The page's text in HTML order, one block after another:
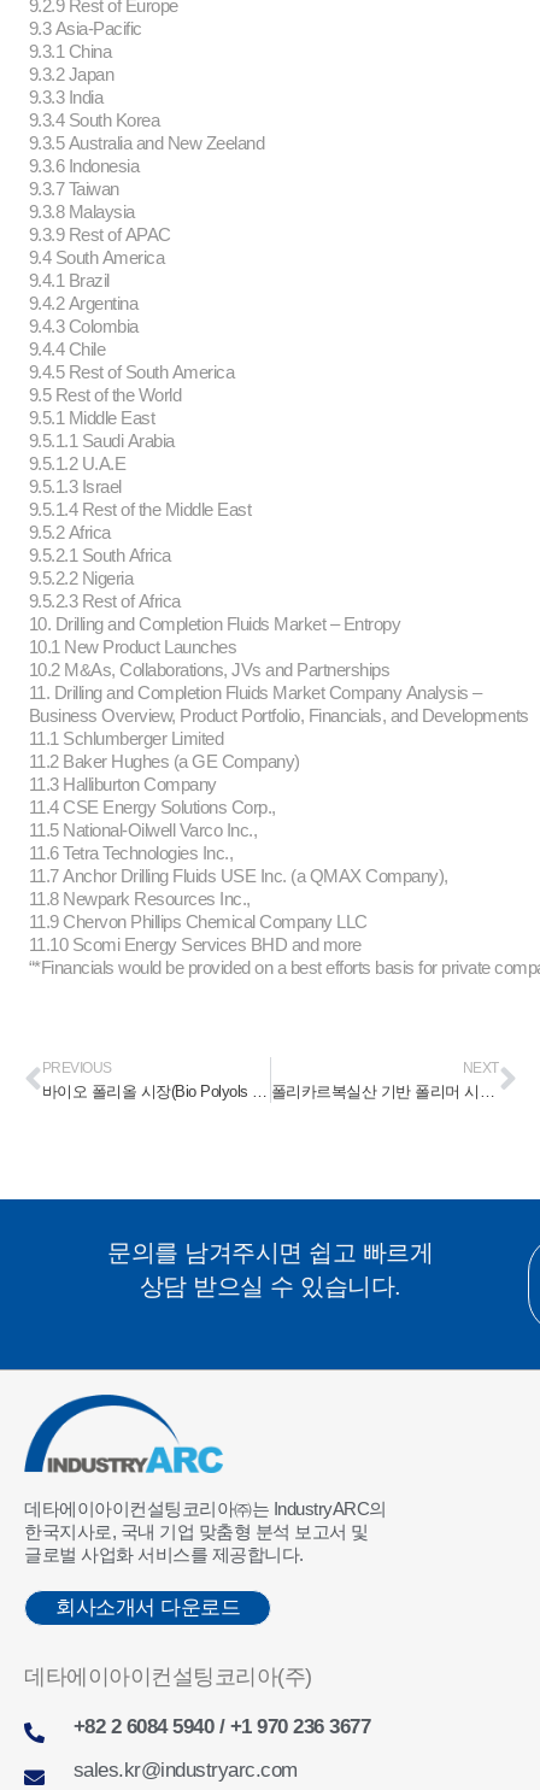
9.2.9 Rest of Europe
9.3 Asia-Pacific
9.3.1 China
9.3.2 Japan
9.3.3 India
9.3.4 South Korea
9.3.5 Australia and New Zeeland
9.3.6 Indonesia
9.3.7 Taiwan
9.3.8 Malaysia
9.3.9 Rest of APAC
9.4 South America
9.4.1 Brazil
9.4.2 Argentina
9.4.3 Colombia
9.4.4 Chile
9.4.5 Rest of South America
9.5 Rest of the World
9.5.1 Middle East
9.5.1.1 Saudi Arabia
9.5.1.2 U.A.E
9.5.1.3 Israel
9.5.1.4 Rest of the Middle East
9.5.2 Africa
9.5.2.1 South Africa
9.5.2.2 Nigeria
9.5.2.3 Rest of Africa
10. Drilling and Completion Fluids Market – Entropy
10.1 New Product Launches
10.2 M&As, Collaborations, JVs and Partnerships
11. Drilling and Completion Fluids Market Company Analysis –
Business Overview, Product Portfolio, Financials, and Developments
11.1 Schlumberger Limited
11.2 Baker Hughes (a GE Company)
11.3 Halliburton Company
11.4 CSE Energy Solutions Corp.,
11.5 National-Oilwell Varco Inc.,
11.6 Tetra Technologies Inc.,
11.7 Anchor Drilling Fluids USE Inc. (a QMAX Company),
11.8 Newpark Resources Inc.,
11.9 Chervon Phillips Chemical Company LLC
11.10 Scomi Energy Services BHD and more
“*Financials would be provided on a best efforts basis for private
PREVIOUS NEXT
문의를 남겨주시면 쉽고 빠르게
상담 받으실 수 있습니다.
데타에이아이컨설팅코리아㈜는 IndustryARC의
한국지사로, 국내 기업 맞춤형 분석 보고서 및
글로벌 사업화 서비스를 제공합니다.
회사소개서 다운로드
데타에이아이컨설팅코리아(주)
+82 2 6084 5940 / +1 970 236 3677
sales.kr@industryarc.com